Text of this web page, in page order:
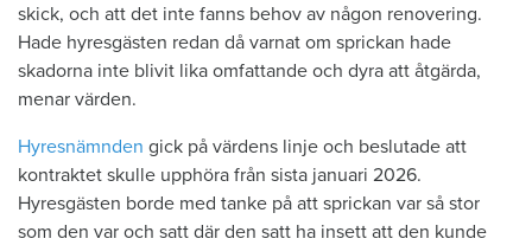
skick, och att det inte fanns behov av någon renovering.
Hade hyresgästen redan då varnat om sprickan hade
skadorna inte blivit lika omfattande och dyra att åtgärda,
menar värden.
Hyresnämnden gick på värdens linje och beslutade att
kontraktet skulle upphöra från sista januari 2026.
Hyresgästen borde med tanke på att sprickan var så stor
som den var och satt där den satt ha insett att den kunde